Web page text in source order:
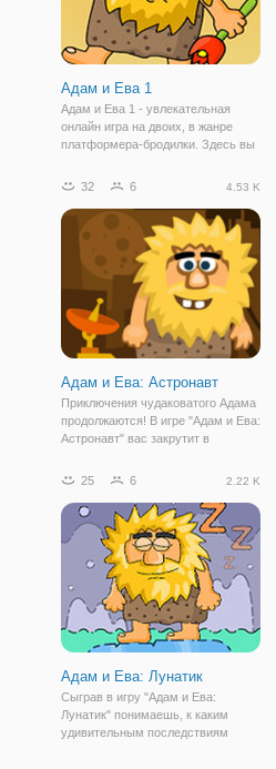
Адам и Ева 1
Адам и Ева 1 - увлекательная
онлайн игра на двоих, в жанре
платформера-бродилки. Здесь вы
первых людей, где будете
поделать долгий путь, чтобы
добраться до
32 6 4.53 K
Адам и Ева: Астронавт
Приключения чудаковатого Адама
продолжаются! В игре "Адам и Ева:
Астронавт" вас закрутит в
забавным авантюристом. В этот
космос за новыми впечатлениями.
Вот только,
25 6 2.22 K
Адам и Ева: Лунатик
Сыграв в игру "Адам и Ева:
Лунатик" понимаешь, к каким
удивительным последствиям